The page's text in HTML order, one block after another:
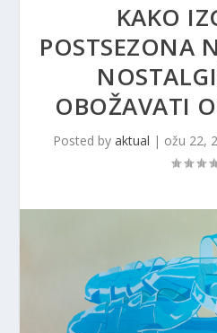
KAKO
POSTSEZONA
OBOŽAVATI
Posted by aktual | ožu 22,